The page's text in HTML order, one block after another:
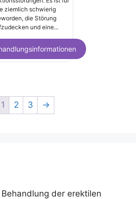
out of 5
ziemlich schwierig
die Störung
und eine...
1 2 3 →
der erektilen